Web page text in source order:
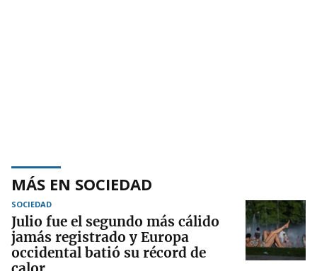
MÁS EN SOCIEDAD
SOCIEDAD
Julio fue el segundo más cálido
jamás registrado y Europa
occidental batió su récord de